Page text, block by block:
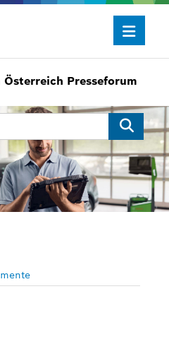
Österreich Presseforum